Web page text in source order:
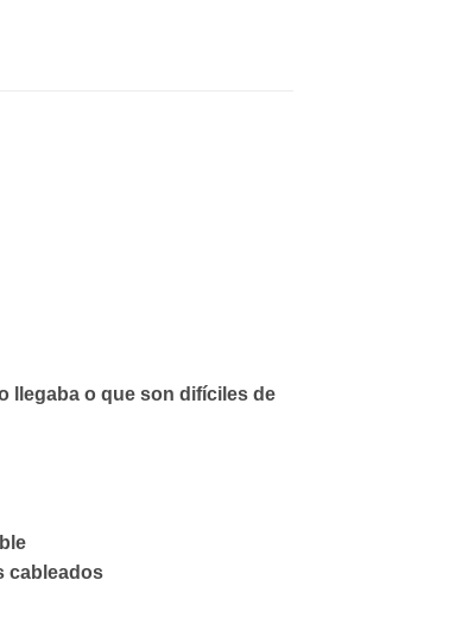
llegaba o que son difíciles de
cableados